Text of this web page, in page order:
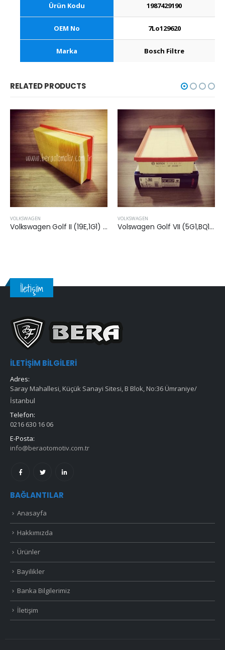
Ürün Kodu 1987429190
OEM No 7Lo129620
Marka Bosch Filtre
RELATED PRODUCTS
Volkswagen Golf II (19E,1G1) 1989-1991 Arası 1.6 Dizel Hava Filtresi Volswagen Golf VII (5G1,BQ1,BE1,BE2) 2013 Sonrası 1.6 Dizel Hava Filtresi
İletişim
İLETIŞIM BILGILERI
Adres:
Saray Mahallesi, Küçük Sanayi Sitesi, B Blok, No:36 Ümraniye/
İstanbul
Telefon:
0216 630 16 06
E-Posta:
info@beraotomotiv.com.tr
BAĞLANTILAR
Anasayfa
Hakkımızda
Ürünler
Bayilikler
Banka Bilgilerimiz
İletişim